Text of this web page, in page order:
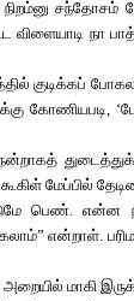
நிறம்னு
விளையாடி
குடிக்கப்
கோணியபடி,
நன்றாகத்
மேப்பில்
பெண்.
என்றாள்.
மாகி